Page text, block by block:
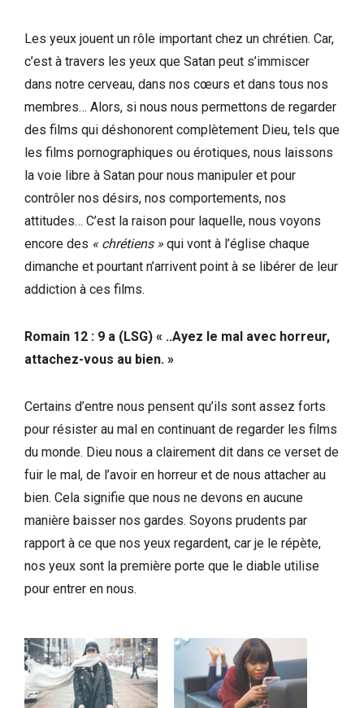
Les yeux jouent un rôle important chez un chrétien. Car,
c’est à travers les yeux que Satan peut s’immiscer
dans notre cerveau, dans nos cœurs et dans tous nos
membres… Alors, si nous nous permettons de regarder
des films qui déshonorent complètement Dieu, tels que
les films pornographiques ou érotiques, nous laissons
la voie libre à Satan pour nous manipuler et pour
contrôler nos désirs, nos comportements, nos
attitudes… C’est la raison pour laquelle, nous voyons
encore des « chrétiens » qui vont à l’église chaque
dimanche et pourtant n’arrivent point à se libérer de leur
addiction à ces films.
Romain 12 : 9 a (LSG) « ..Ayez le mal avec horreur,
attachez-vous au bien. »
Certains d’entre nous pensent qu’ils sont assez forts
pour résister au mal en continuant de regarder les films
du monde. Dieu nous a clairement dit dans ce verset de
fuir le mal, de l’avoir en horreur et de nous attacher au
bien. Cela signifie que nous ne devons en aucune
manière baisser nos gardes. Soyons prudents par
rapport à ce que nos yeux regardent, car je le répète,
nos yeux sont la première porte que le diable utilise
pour entrer en nous.